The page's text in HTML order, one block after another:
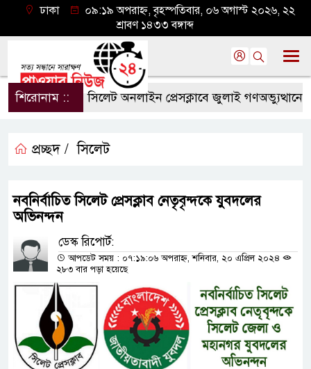
ঢাকা
০৯:১৯ অপরাহ্ন, বৃহস্পতিবার, ০৬ অগাস্ট ২০২৬, ২২
শ্রাবণ ১৪৩৩ বঙ্গাব্দ
শিরোনাম :: সিলেট অনলাইন প্রেসক্লাবে জুলাই গণঅভ্যুত্থানের
প্রচ্ছদ / সিলেট
নবনির্বাচিত সিলেট প্রেসক্লাব নেতৃবৃন্দকে যুবদলের
অভিনন্দন
ডেস্ক রিপোর্ট:
আপডেট সময় : ০৭:১৯:০৬ অপরাহ্ন, শনিবার, ২০ এপ্রিল ২০২৪
২৮৩ বার পড়া হয়েছে